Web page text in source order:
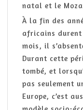
natal et le
À la fin des
africains durent
mois, il
Durant cette
tombé, et
pas seulement
Europe, c’est